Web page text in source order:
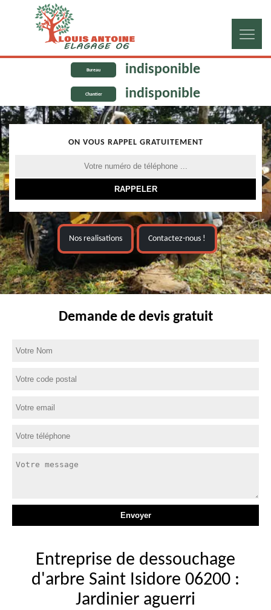
Bureau indisponible
Chantier indisponible
ON VOUS RAPPEL GRATUITEMENT
Nos realisations Contactez-nous !
Demande de devis gratuit
Entreprise de dessouchage
d'arbre Saint Isidore 06200 :
Jardinier aguerri